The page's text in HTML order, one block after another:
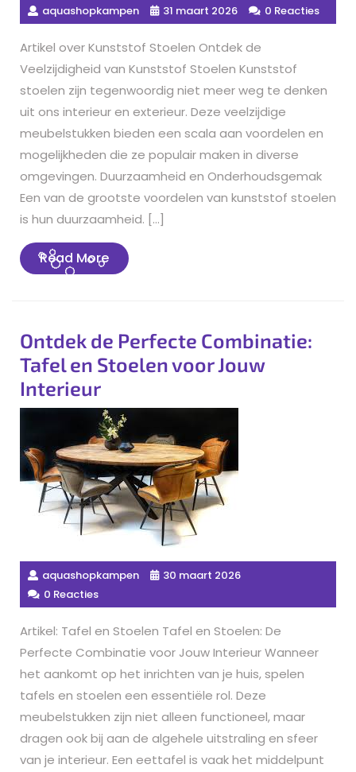
aquashopkampen 31 maart 2026 0 Reacties
Artikel over Kunststof Stoelen Ontdek de
Veelzijdigheid van Kunststof Stoelen Kunststof
stoelen zijn tegenwoordig niet meer weg te denken
uit ons interieur en exterieur. Deze veelzijdige
meubelstukken bieden een scala aan voordelen en
mogelijkheden die ze populair maken in diverse
omgevingen. Duurzaamheid en Onderhoudsgemak
Een van de grootste voordelen van kunststof stoelen
is hun duurzaamheid. […]
Read MoreRead
More
Ontdek de Perfecte Combinatie:
Tafel en Stoelen voor Jouw
Interieur
aquashopkampen
30 maart 2026
0 Reacties
Artikel: Tafel en Stoelen Tafel en Stoelen: De
Perfecte Combinatie voor Jouw Interieur Wanneer
het aankomt op het inrichten van je huis, spelen
tafels en stoelen een essentiële rol. Deze
meubelstukken zijn niet alleen functioneel, maar
dragen ook bij aan de algehele uitstraling en sfeer
van je interieur. Een eettafel is vaak het middelpunt